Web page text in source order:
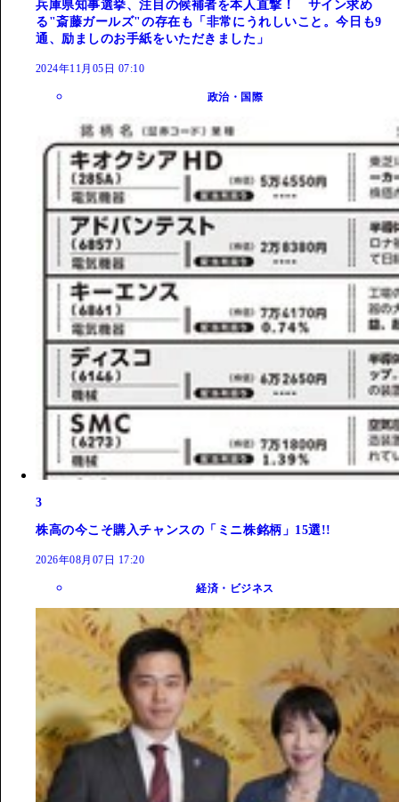
兵庫県知事選挙、注目の候補者を本人直撃！ サイン求め
る"斎藤ガールズ"の存在も「非常にうれしいこと。今日も9
通、励ましのお手紙をいただきました」
2024年11月05日 07:10
政治・国際
3
株高の今こそ購入チャンスの「ミニ株銘柄」15選!!
2026年08月07日 17:20
経済・ビジネス